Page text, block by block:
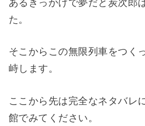
あるきっかけで夢だと炭次郎
た。
そこからこの無限列車をつく
峙します。
ここから先は完全なネタバレ
館でみてください。